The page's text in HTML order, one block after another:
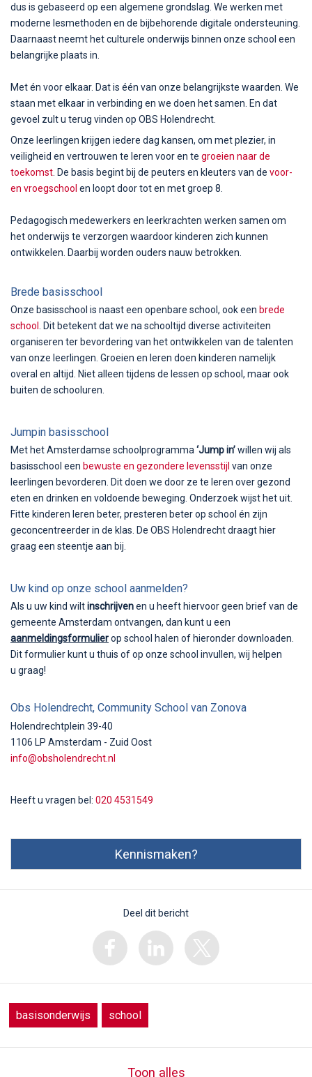
dus is gebaseerd op een algemene grondslag. We werken met
moderne lesmethoden en de bijbehorende digitale ondersteuning.
Daarnaast neemt het culturele onderwijs binnen onze school een
belangrijke plaats in.
Met én voor elkaar. Dat is één van onze belangrijkste waarden. We
staan met elkaar in verbinding en we doen het samen. En dat
gevoel zult u terug vinden op OBS Holendrecht.
Onze leerlingen krijgen iedere dag kansen, om met plezier, in
veiligheid en vertrouwen te leren voor en te groeien naar de
toekomst . De basis begint bij de peuters en kleuters van de voor-
en vroegschool en loopt door tot en met groep 8.
Pedagogisch medewerkers en leerkrachten werken samen om
het onderwijs te verzorgen waardoor kinderen zich kunnen
ontwikkelen. Daarbij worden ouders nauw betrokken.
Brede basisschool
Onze basisschool is naast een openbare school, ook een brede
school
. Dit betekent dat we na schooltijd diverse activiteiten
organiseren ter bevordering van het ontwikkelen van de talenten
van onze leerlingen. Groeien en leren doen kinderen namelijk
overal en altijd. Niet alleen tijdens de lessen op school, maar ook
buiten de schooluren.
Jumpin basisschool
Met het Amsterdamse schoolprogramma‘Jump in’willen wij als
basisschool een bewuste en gezondere levensstijl van onze
leerlingen bevorderen. Dit doen we door ze te leren over gezond
eten en drinken en voldoende beweging. Onderzoek wijst het uit.
Fitte kinderen leren beter, presteren beter op school én zijn
geconcentreerder in de klas. De OBS Holendrecht draagt hier
graag een steentje aan bij.
Uw kind op onze school aanmelden?
Als u uw kind wiltinschrijvenen u heeft hiervoor geen brief van de
gemeente Amsterdam ontvangen, dan kunt u een
aanmeldingsformulierop school halen of hieronder downloaden.
Dit formulier kunt u thuis of op onze school invullen, wij helpen
u graag!
Obs Holendrecht, Community School van Zonova
Holendrechtplein 39-40
1106 LP Amsterdam - Zuid Oost
info@obsholendrecht.nl
Heeft u vragen bel: 020 4531549
Kennismaken?
Deel dit bericht
basisonderwijs school
Toon alles